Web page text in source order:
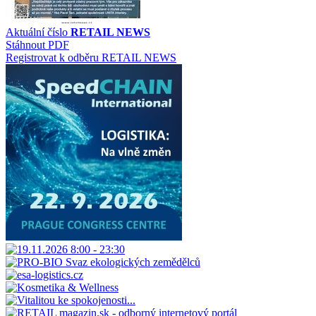
Aktuální číslo RETAIL NEWS
Stáhnout PDF
Registrovat k odběru RETAIL NEWS